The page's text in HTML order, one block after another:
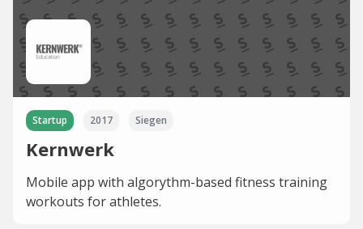
Startup 2017 Siegen
Kernwerk
Mobile app with algorythm-based fitness training
workouts for athletes.